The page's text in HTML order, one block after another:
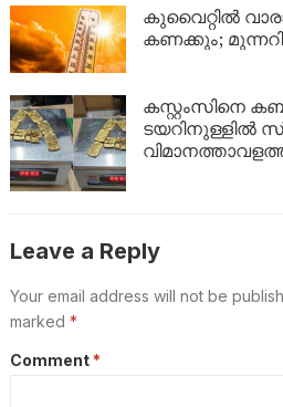
ഇങ്ങനെ
കുവൈറ്റിൽ
കണക്കും;
കസ്റ്റംസിനെ
ടയറിനുള്ളിൽ
Leave a Reply
Your email address will not be
marked *
Comment *